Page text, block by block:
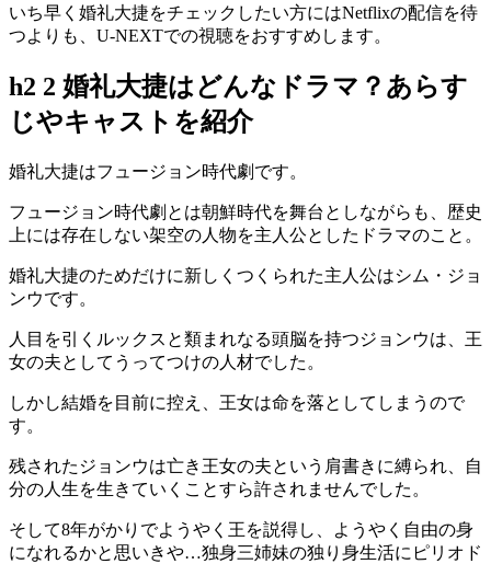
いち早く婚礼大捷をチェックしたい方にはNetflixの配信を待
つよりも、U-NEXTでの視聴をおすすめします。
h2 2 婚礼大捷はどんなドラマ？あらす
じやキャストを紹介
婚礼大捷はフュージョン時代劇です。
フュージョン時代劇とは朝鮮時代を舞台としながらも、歴史
上には存在しない架空の人物を主人公としたドラマのこと。
婚礼大捷のためだけに新しくつくられた主人公はシム・ジョ
ンウです。
人目を引くルックスと類まれなる頭脳を持つジョンウは、王
女の夫としてうってつけの人材でした。
しかし結婚を目前に控え、王女は命を落としてしまうので
す。
残されたジョンウは亡き王女の夫という肩書きに縛られ、自
分の人生を生きていくことすら許されませんでした。
そして8年がかりでようやく王を説得し、ようやく自由の身
になれるかと思いきや…独身三姉妹の独り身生活にピリオド